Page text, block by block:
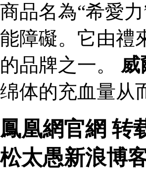
商品名為“希愛
能障礙。它由禮
的品牌之一。 威
绵体的充血量从
鳳凰網官網 转
松太愚新浪博